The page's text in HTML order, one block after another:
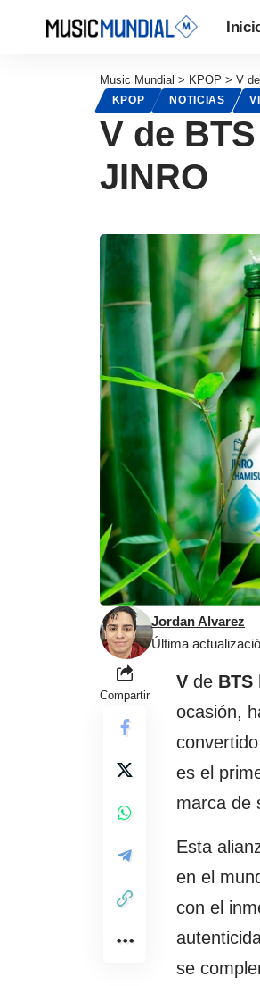
Music Mundial > KPOP > V
KPOP NOTICIAS
V de
JINRO
Última
Jordan Alvarez
Compartir
V de BTS
ocasión,
es el
marca de
Esta
en el
con el
se